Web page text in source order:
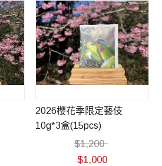
2026櫻花季限定藝伎
10g*3盒(15pcs)
$1,200
$1,000